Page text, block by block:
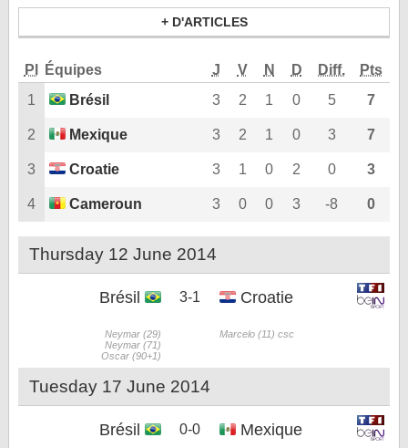
+ D'ARTICLES
Pl Équipes J V N D Diff.
Pts
1
Brésil 3 2 1 0 5 7
2 Mexique 3 2 1 0 3 7
3 Croatie 3 1 0 2 0 3
4 Cameroun 3 0 0 3 -8 0
Thursday 12 June 2014
Brésil 3-1 Croatie
Neymar (29)
Neymar (71)
Oscar (90+1)
Marcelo (11) csc
Tuesday 17 June 2014
Brésil 0-0 Mexique